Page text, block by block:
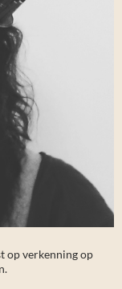
op verkenning op